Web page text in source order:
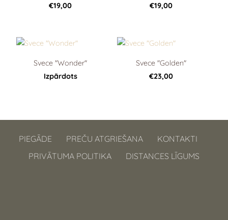
€19,00
€19,00
Svece "Wonder"
Izpārdots
Svece "Golden"
€23,00
PIEGĀDE PREČU ATGRIEŠANA
KONTAKTI
PRIVĀTUMA POLITIKA
DISTANCES LĪGUMS